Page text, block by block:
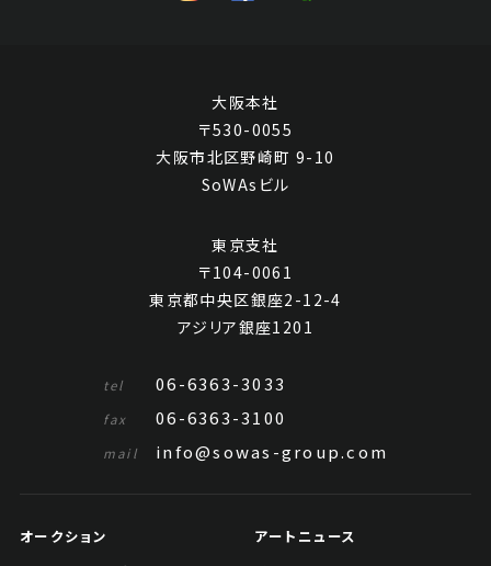
大阪本社
〒530-0055
大阪市北区野崎町 9-10
SoWAsビル
東京支社
〒104-0061
東京都中央区銀座2-12-4
アジリア銀座1201
tel 06-6363-3033
fax 06-6363-3100
mail info@sowas-group.com
オークション
アートニュース